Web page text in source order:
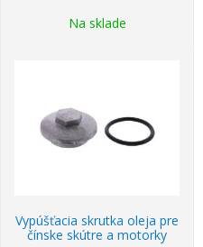
Na sklade
Vypúšťacia skrutka oleja pre
čínske skútre a motorky